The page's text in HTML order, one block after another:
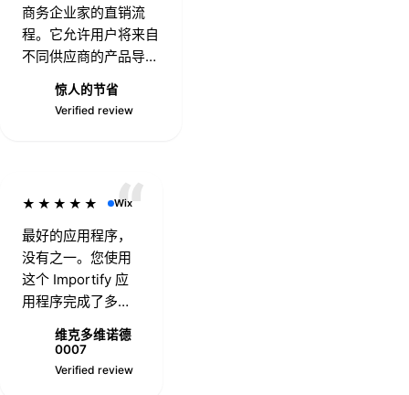
商务企业家的直销流
程。它允许用户将来自
不同供应商的产品导入
他们的在线商店，这可
以节省时间并简化产品
惊人的节省
Verified review
★★★★★ Wix
最好的应用程序，
没有之一。您使用
这个 Importify 应
用程序完成了多么
出色的工作。
维克多维诺德
0007
Verified review